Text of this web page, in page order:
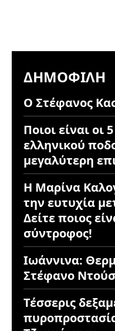
ΔΗΜΟΦΙΛΉ
Ο Στέφανος
Ποιοι είναι οι
ελληνικού
μεγαλύτερη
Η Μαρίνα
την ευτυχία
Δείτε ποιος
σύντροφος!
Ιωάννινα:
Στέφανο
Τέσσερις